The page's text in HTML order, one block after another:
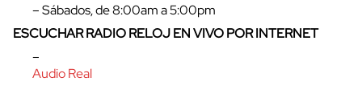
– Sábados, de 8:00am a 5:00pm
ESCUCHAR RADIO RELOJ EN VIVO POR INTERNET
–
Audio Real